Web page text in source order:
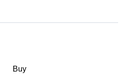
Buy